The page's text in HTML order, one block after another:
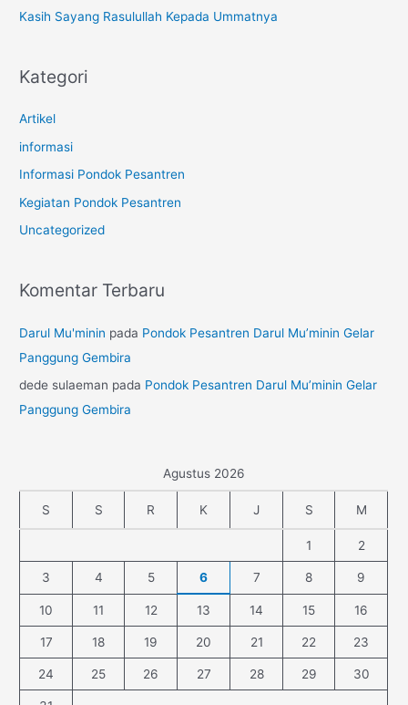
Kasih Sayang Rasulullah Kepada Ummatnya
Kategori
Artikel
informasi
Informasi Pondok Pesantren
Kegiatan Pondok Pesantren
Uncategorized
Komentar Terbaru
Darul Mu'minin pada Pondok Pesantren Darul Mu’minin Gelar
Panggung Gembira
dede sulaeman pada Pondok Pesantren Darul Mu’minin Gelar
Panggung Gembira
Agustus 2026
S S R K J S M
1 2
3 4 5 6 7 8 9
10 11 12 13 14 15 16
17 18 19 20 21 22 23
24 25 26 27 28 29 30